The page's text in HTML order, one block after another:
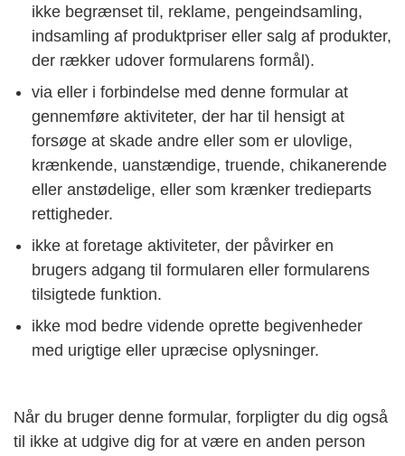
ikke begrænset til, reklame, pengeindsamling,
indsamling af produktpriser eller salg af produkter,
der rækker udover formularens formål).
via eller i forbindelse med denne formular at
gennemføre aktiviteter, der har til hensigt at
forsøge at skade andre eller som er ulovlige,
krænkende, uanstændige, truende, chikanerende
eller anstødelige, eller som krænker tredieparts
rettigheder.
ikke at foretage aktiviteter, der påvirker en
brugers adgang til formularen eller formularens
tilsigtede funktion.
ikke mod bedre vidende oprette begivenheder
med urigtige eller upræcise oplysninger.
Når du bruger denne formular, forpligter du dig også
til ikke at udgive dig for at være en anden person